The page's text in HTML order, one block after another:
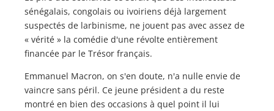
sénégalais, congolais ou ivoiriens déjà largement
suspectés de larbinisme, ne jouent pas avec assez de
« vérité » la comédie d'une révolte entièrement
financée par le Trésor français.
Emmanuel Macron, on s'en doute, n'a nulle envie de
vaincre sans péril. Ce jeune président a du reste
montré en bien des occasions à quel point il lui